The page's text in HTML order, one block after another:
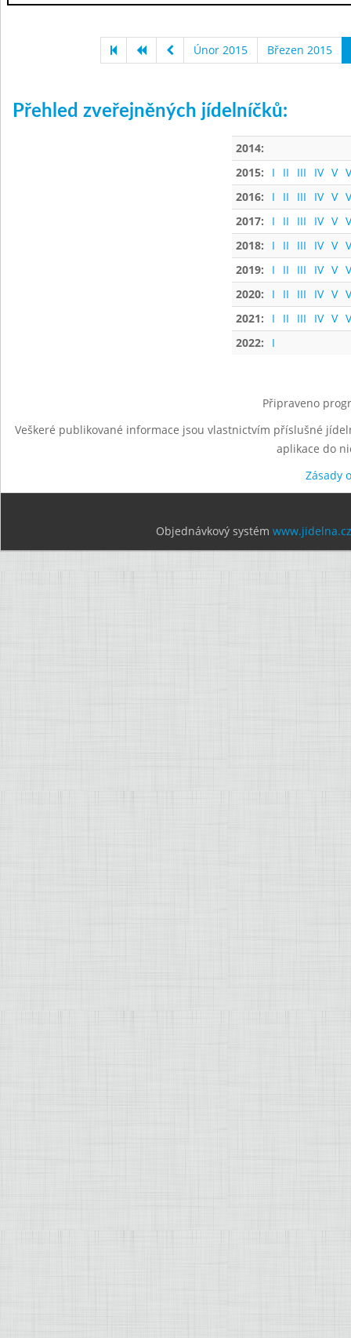
Únor 2015 Březen 2015
Přehled zveřejněných jídelníčků:
2014:
2015:
I II III IV V
2016:
I II III IV V
2017:
I II III IV V
2018:
I II III IV V
2019:
I II III IV V
2020:
I II III IV V
2021:
I II III IV V
2022:
I
Připraveno
Veškeré publikované informace jsou vlastnictvím příslušné
aplikace do
Zásady
Objednávkový systém www.jidelna.cz